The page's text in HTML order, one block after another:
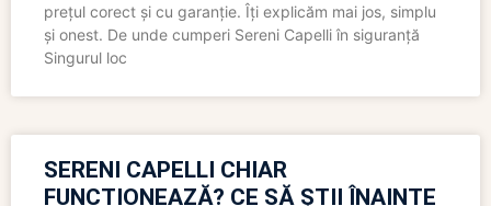
prețul corect și cu garanție. Îți explicăm mai jos, simplu
și onest. De unde cumperi Sereni Capelli în siguranță
Singurul loc
SERENI CAPELLI CHIAR
FUNCȚIONEAZĂ? CE SĂ ȘTII ÎNAINTE